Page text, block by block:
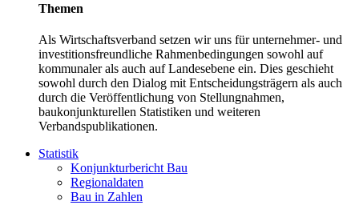
Themen
Als Wirtschaftsverband setzen wir uns für unternehmer- und
investitionsfreundliche Rahmenbedingungen sowohl auf
kommunaler als auch auf Landesebene ein. Dies geschieht
sowohl durch den Dialog mit Entscheidungsträgern als auch
durch die Veröffentlichung von Stellungnahmen,
baukonjunkturellen Statistiken und weiteren
Verbandspublikationen.
Statistik
Konjunkturbericht Bau
Regionaldaten
Bau in Zahlen